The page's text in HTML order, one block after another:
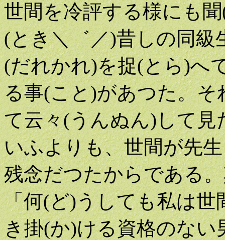
世間を冷評する様にも
(とき＼゛／)昔しの同級
(だれかれ)を捉(とら)へ
る事(こと)があつた。
て云々(うんぬん)して見
いふよりも、世間が先
残念だつたからである
「何(ど)うしても私は
き掛(か)ける資格のな